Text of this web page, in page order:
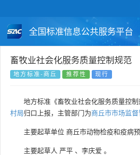
全国标准信息公共服务平台
国家标准 行业标准
国外标准 技术委员会
畜牧业社会化服务质量控制规范
地方标准-商丘 推荐性 现行
地方标准《畜牧业社会化服务质量控制
村局归口上报，主管部门为商丘市市场监督
主要起草单位 商丘市动物检疫和疫病
主要起草人 严平 、 李庆爱 。